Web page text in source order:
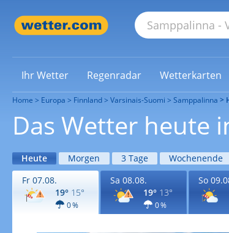
Ihr Wetter Regenradar Wetterkarten
Home Europa Finnland Varsinais-Suomi Samppalinna
Das Wetter heute
Heute Morgen 3 Tage Wochenende
Fr 07.08.
19° 15°
0 %
Sa 08.08.
19° 13°
0 %
So